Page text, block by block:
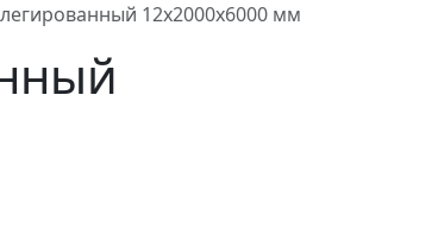
12x2000x6000 мм